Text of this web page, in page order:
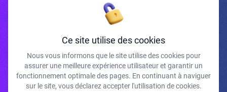
Inscrivez-vous à la newsletter
J'accepte de recevoir vos e-mails et confirme avoir pris connaissance de
votre politique de confidentialité et mentions légales.
Ce site utilise des cookies
Nous vous informons que le site utilise des cookies pour
assurer une meilleure expérience utilisateur et garantir un
fonctionnement optimale des pages. En continuant à naviguer
sur le site, vous déclarez accepter l'utilisation de cookies.